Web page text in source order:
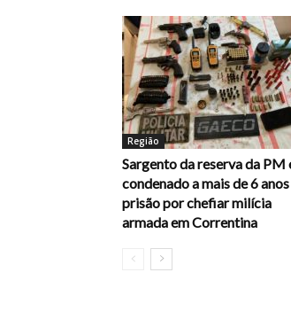
Região
Sargento da reserva da PM
condenado a mais de 6
prisão por chefiar milícia
armada em Correntina